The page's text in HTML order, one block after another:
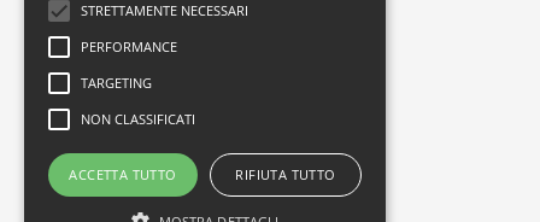
STRETTAMENTE NECESSARI
PERFORMANCE
TARGETING
NON CLASSIFICATI
ACCETTA TUTTO RIFIUTA TUTTO